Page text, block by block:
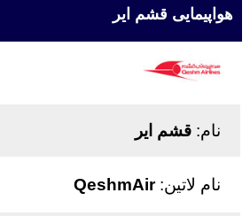
هواپیمایی قشم ایر
نام: قشم ایر
نام لاتین:QeshmAir